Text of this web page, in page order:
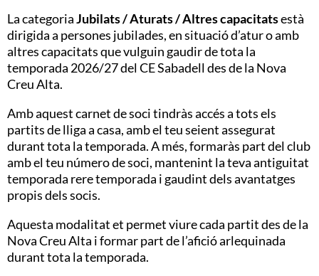
La categoriaJubilats / Aturats / Altres capacitatsestà
dirigida a persones jubilades, en situació d’atur o amb
altres capacitats que vulguin gaudir de tota la
temporada 2026/27 del CE Sabadell des de la Nova
Creu Alta.
Amb aquest carnet de soci tindràs accés a tots els
partits de lliga a casa, amb el teu seient assegurat
durant tota la temporada. A més, formaràs part del club
amb el teu número de soci, mantenint la teva antiguitat
temporada rere temporada i gaudint dels avantatges
propis dels socis.
Aquesta modalitat et permet viure cada partit des de la
Nova Creu Alta i formar part de l’afició arlequinada
durant tota la temporada.